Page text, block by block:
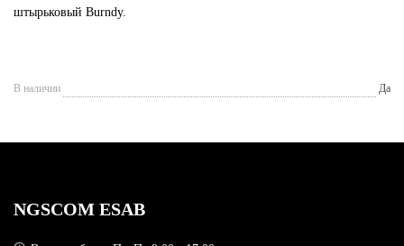
штырьковый Burndy.
В наличии Да
NGSCOM ESAB